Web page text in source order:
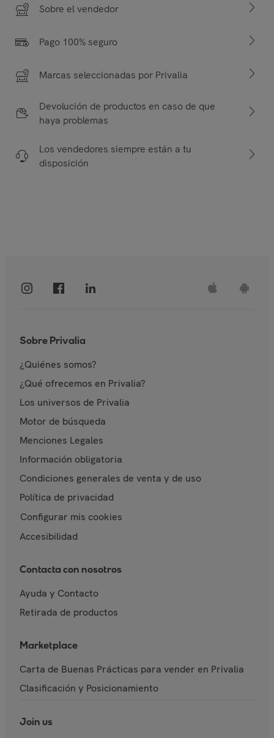
Sobre el vendedor
Pago 100% seguro
Marcas seleccionadas por Privalia
Devolución de productos en caso de que
haya problemas
Los vendedores siempre están a tu
disposición
Sobre Privalia
¿Quiénes somos?
¿Qué ofrecemos en Privalia?
Los universos de Privalia
Motor de búsqueda
Menciones Legales
Información obligatoria
Condiciones generales de venta y de uso
Política de privacidad
Configurar mis cookies
Accesibilidad
Contacta con nosotros
Ayuda y Contacto
Retirada de productos
Marketplace
Carta de Buenas Prácticas para vender en Privalia
Clasificación y Posicionamiento
Join us